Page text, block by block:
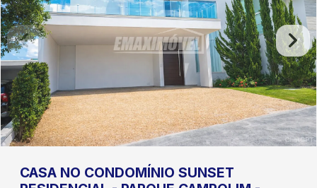
CASA NO CONDOMÍNIO SUNSET